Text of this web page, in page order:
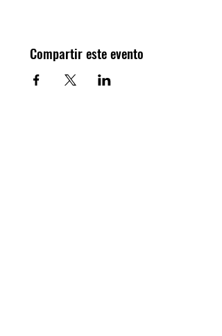
Compartir este evento